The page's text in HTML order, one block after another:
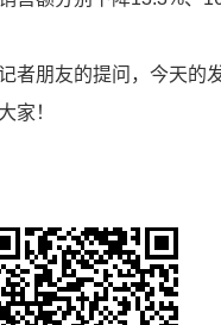
者朋友的提问，今天的
家！